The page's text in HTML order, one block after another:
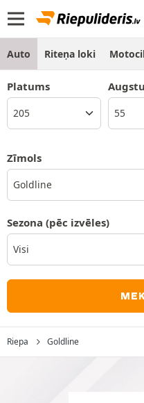
Auto Riteņa loki
Platums
Zīmols
Goldline
Sezona (pēc izvēles)
Riepa Goldline